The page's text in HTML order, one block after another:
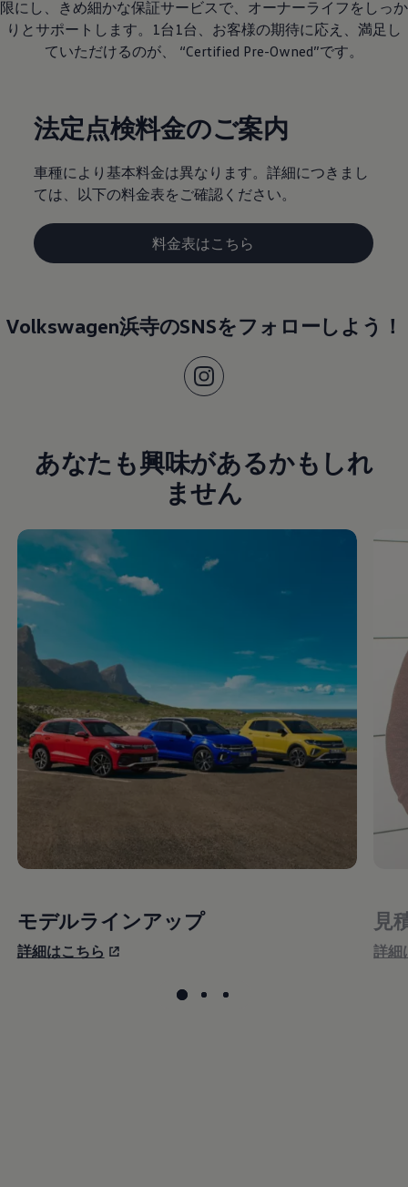
限にし、きめ細かな保証サービスで、オーナーライフをしっか
りとサポートします。1台1台、お客様の期待に応え、満足し
ていただけるのが、 “Certified Pre-Owned”です。
法定点検料金のご案内
車種により基本料金は異なります。詳細につきまし
ては、以下の料金表をご確認ください。
料金表はこちら
Volkswagen浜寺のSNSをフォローしよう！
あなたも興味があるかもしれ
ません
モデルラインアップ
詳細はこちら
見
詳細